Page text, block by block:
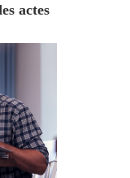
actes